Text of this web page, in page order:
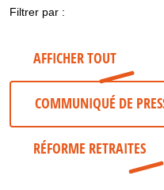
Filtrer par :
AFFICHER TOUT
COMMUNIQUÉ DE
RÉFORME RETRAITES